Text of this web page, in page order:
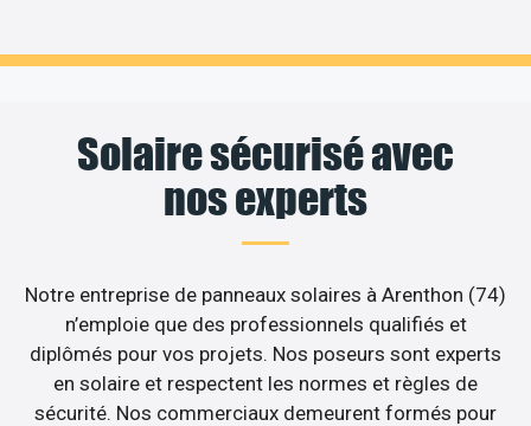
Solaire sécurisé avec
nos experts
Notre entreprise de panneaux solaires à Arenthon (74)
n’emploie que des professionnels qualifiés et
diplômés pour vos projets. Nos poseurs sont experts
en solaire et respectent les normes et règles de
sécurité. Nos commerciaux demeurent formés pour